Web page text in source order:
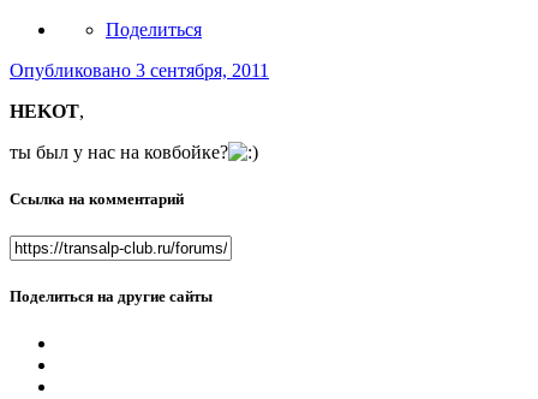
Поделиться
Опубликовано 3 сентября, 2011
HEKOT,
ты был у нас на ковбойке?
Ссылка на комментарий
Поделиться на другие сайты